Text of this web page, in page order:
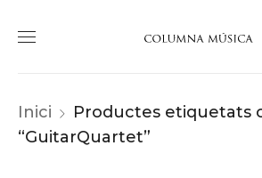
Inici
Productes etiquetats
“GuitarQuartet”